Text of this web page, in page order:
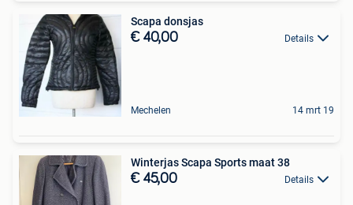
Scapa donsjas
€ 40,00 Details
Mechelen 14 mrt 19
Winterjas Scapa Sports maat 38
€ 45,00 Details